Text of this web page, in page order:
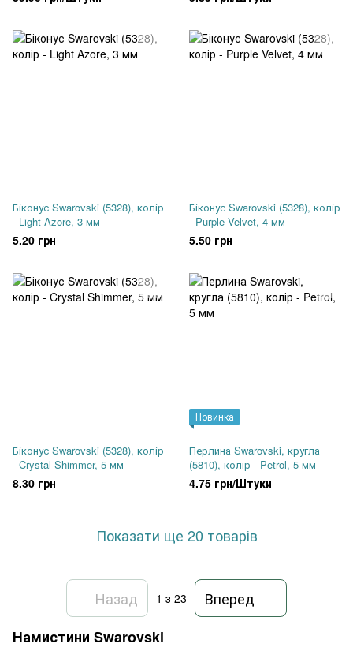
Біконус Swarovski (5328), колір
- Light Azore, 3 мм
5.20 грн
Біконус Swarovski (5328), колір
- Purple Velvet, 4 мм
5.50 грн
Біконус Swarovski (5328), колір
- Crystal Shimmer, 5 мм
8.30 грн
Новинка
Перлина Swarovski, кругла
(5810), колір - Petrol, 5 мм
4.75 грн/Штуки
Показати ще 20 товарів
Назад 1 з 23
Вперед
Намистини Swarovski